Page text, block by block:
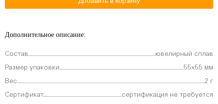
Дополнительное описание:
Состав ювелирный сплав
Размер упаковки 55х55 мм
Вес 2 г
Сертификат сертификация не требуется